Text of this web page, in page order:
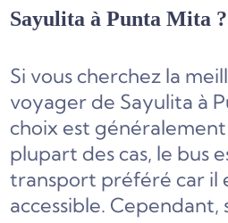
Sayulita à Punta Mita ?
Si vous cherchez la
voyager de Sayulita à
choix est
plupart des cas, le bus
transport préféré car il
accessible. Cependant,